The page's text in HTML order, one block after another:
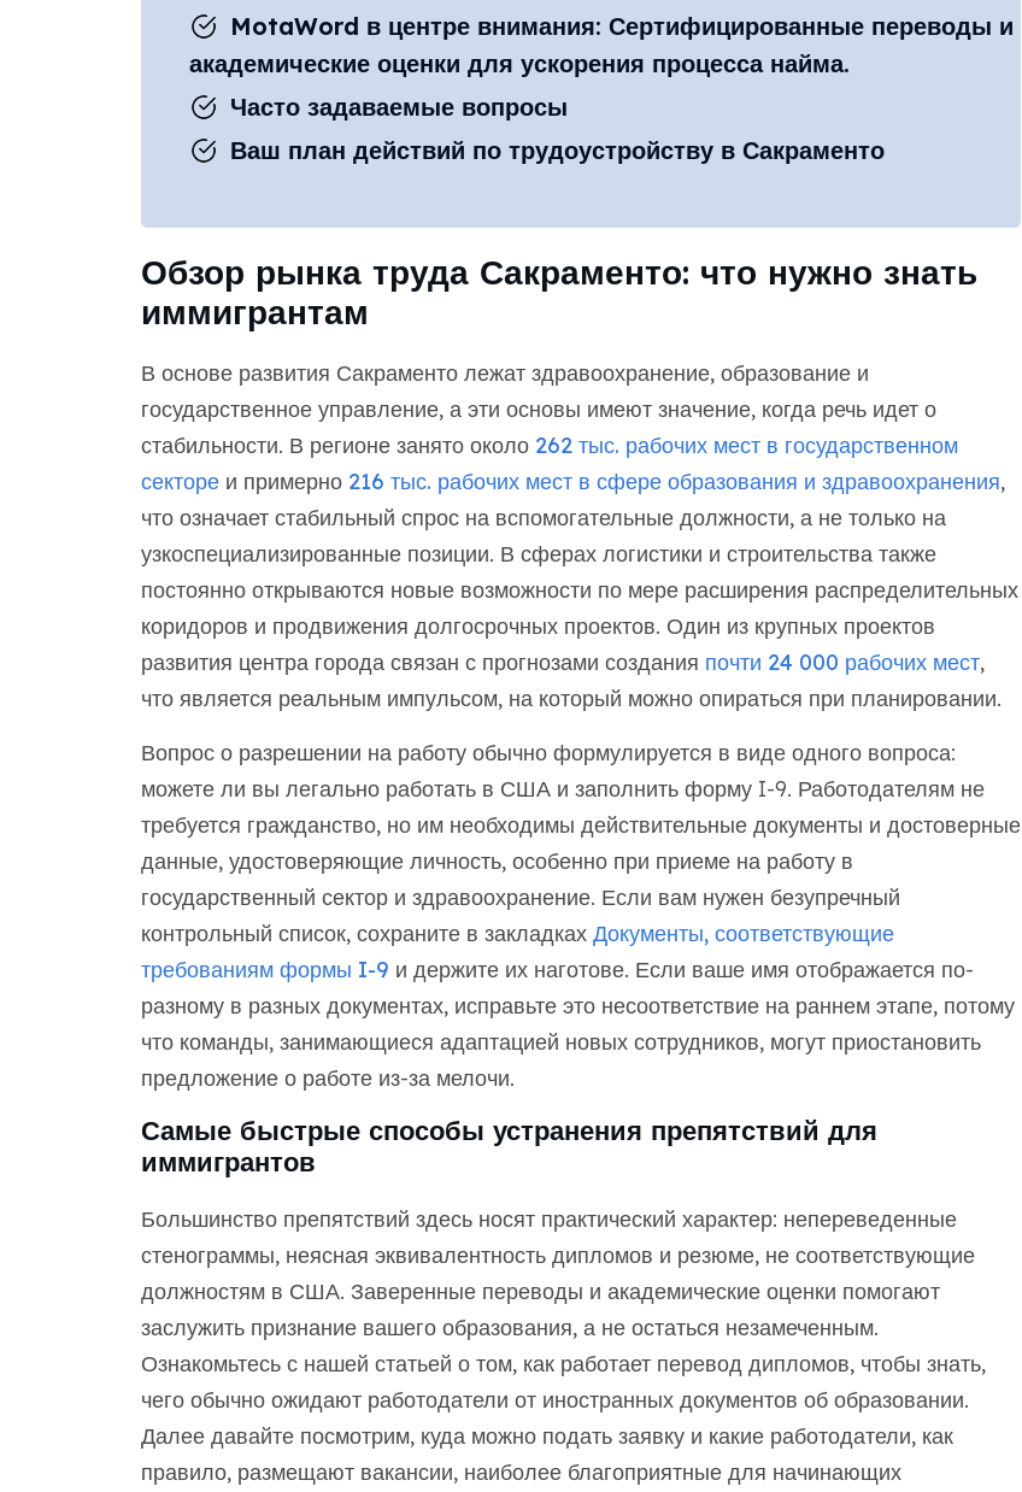
MotaWord в центре внимания: Сертифицированные переводы и
академические оценки для ускорения процесса найма.
Часто задаваемые вопросы
Ваш план действий по трудоустройству в Сакраменто
Обзор рынка труда Сакраменто: что нужно знать
иммигрантам
В основе развития Сакраменто лежат здравоохранение, образование и
государственное управление, а эти основы имеют значение, когда речь идет о
стабильности. В регионе занято около 262 тыс. рабочих мест в государственном
сектореи примерно 216 тыс. рабочих мест в сфере образования и здравоохранения,
что означает стабильный спрос на вспомогательные должности, а не только на
узкоспециализированные позиции. В сферах логистики и строительства также
постоянно открываются новые возможности по мере расширения распределительных
коридоров и продвижения долгосрочных проектов. Один из крупных проектов
развития центра города связан с прогнозами создания почти 24 000 рабочих мест,
что является реальным импульсом, на который можно опираться при планировании.
Вопрос о разрешении на работу обычно формулируется в виде одного вопроса:
можете ли вы легально работать в США и заполнить форму I-9. Работодателям не
требуется гражданство, но им необходимы действительные документы и достоверные
данные, удостоверяющие личность, особенно при приеме на работу в
государственный сектор и здравоохранение. Если вам нужен безупречный
контрольный список, сохраните в закладках Документы, соответствующие
требованиям формы I-9 и держите их наготове. Если ваше имя отображается по-
разному в разных документах, исправьте это несоответствие на раннем этапе, потому
что команды, занимающиеся адаптацией новых сотрудников, могут приостановить
предложение о работе из-за мелочи.
Самые быстрые способы устранения препятствий для
иммигрантов
Большинство препятствий здесь носят практический характер: непереведенные
стенограммы, неясная эквивалентность дипломов и резюме, не соответствующие
должностям в США. Заверенные переводы и академические оценки помогают
заслужить признание вашего образования, а не остаться незамеченным.
Ознакомьтесь с нашей статьей о том, как работает перевод дипломов, чтобы знать,
чего обычно ожидают работодатели от иностранных документов об образовании.
Далее давайте посмотрим, куда можно подать заявку и какие работодатели, как
правило, размещают вакансии, наиболее благоприятные для начинающих